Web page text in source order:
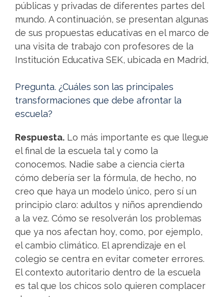
públicas y privadas de diferentes partes del
mundo. A continuación, se presentan algunas
de sus propuestas educativas en el marco de
una visita de trabajo con profesores de la
Institución Educativa SEK, ubicada en Madrid,
Pregunta. ¿Cuáles son las principales
transformaciones que debe afrontar la
escuela?
Respuesta. Lo más importante es que llegue
el final de la escuela tal y como la
conocemos. Nadie sabe a ciencia cierta
cómo debería ser la fórmula, de hecho, no
creo que haya un modelo único, pero sí un
principio claro: adultos y niños aprendiendo
a la vez. Cómo se resolverán los problemas
que ya nos afectan hoy, como, por ejemplo,
el cambio climático. El aprendizaje en el
colegio se centra en evitar cometer errores.
El contexto autoritario dentro de la escuela
es tal que los chicos solo quieren complacer